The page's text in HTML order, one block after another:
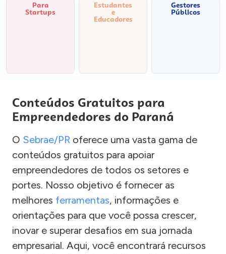
Para
Startups
Estudantes
e
Educadores
Gestores
Públicos
Conteúdos Gratuitos para
Empreendedores do Paraná
O Sebrae/PR oferece uma vasta gama de
conteúdos gratuitos para apoiar
empreendedores de todos os setores e
portes. Nosso objetivo é fornecer as
melhores ferramentas, informações e
orientações para que você possa crescer,
inovar e superar desafios em sua jornada
empresarial. Aqui, você encontrará recursos